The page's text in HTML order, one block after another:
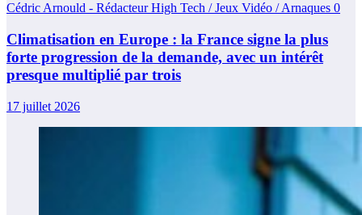
Cédric Arnould - Rédacteur High Tech / Jeux Vidéo / Arnaques 0
Climatisation en Europe : la France signe la plus
forte progression de la demande, avec un intérêt
presque multiplié par trois
17 juillet 2026